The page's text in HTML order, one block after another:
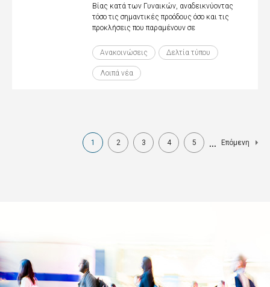
Βίας κατά των Γυναικών, αναδεικνύοντας
τόσο τις σημαντικές προόδους όσο και τις
προκλήσεις που παραμένουν σε
Ανακοινώσεις Δελτία τύπου
Λοιπά νέα
Τρέχουσα
1
Page
2
Page
3
Page
4
Page
5 …
Next
Επόμενη